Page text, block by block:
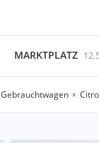
MARKTPLATZ
Gebrauchtwagen